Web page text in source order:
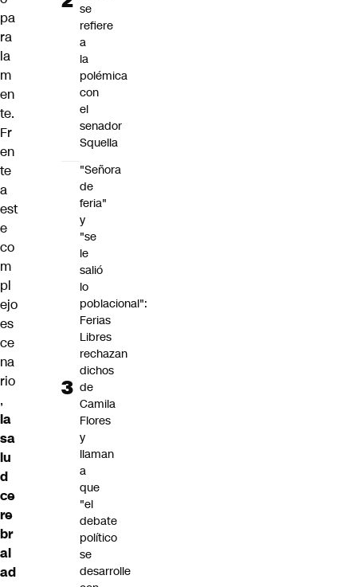
pa
ra
la
m
en
te.
Fr
en
te
a
est
e
co
m
pl
ejo
es
ce
na
rio
,
la
sa
lu
d
ce
re
br
al
ad
se
refiere
a
la
polémica
con
el
senador
Squella
"Señora
de
feria"
y
"se
le
salió
lo
poblacional":
Ferias
Libres
rechazan
dichos
de
Camila
Flores
y
llaman
a
que
"el
debate
político
se
desarrolle